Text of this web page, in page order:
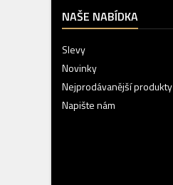
NAŠE NABÍDKA
Slevy
Novinky
Nejprodávanější produkty
Napište nám